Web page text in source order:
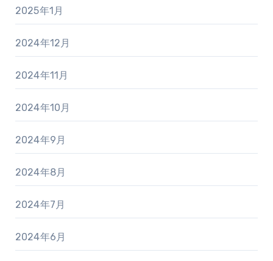
2025年1月
2024年12月
2024年11月
2024年10月
2024年9月
2024年8月
2024年7月
2024年6月